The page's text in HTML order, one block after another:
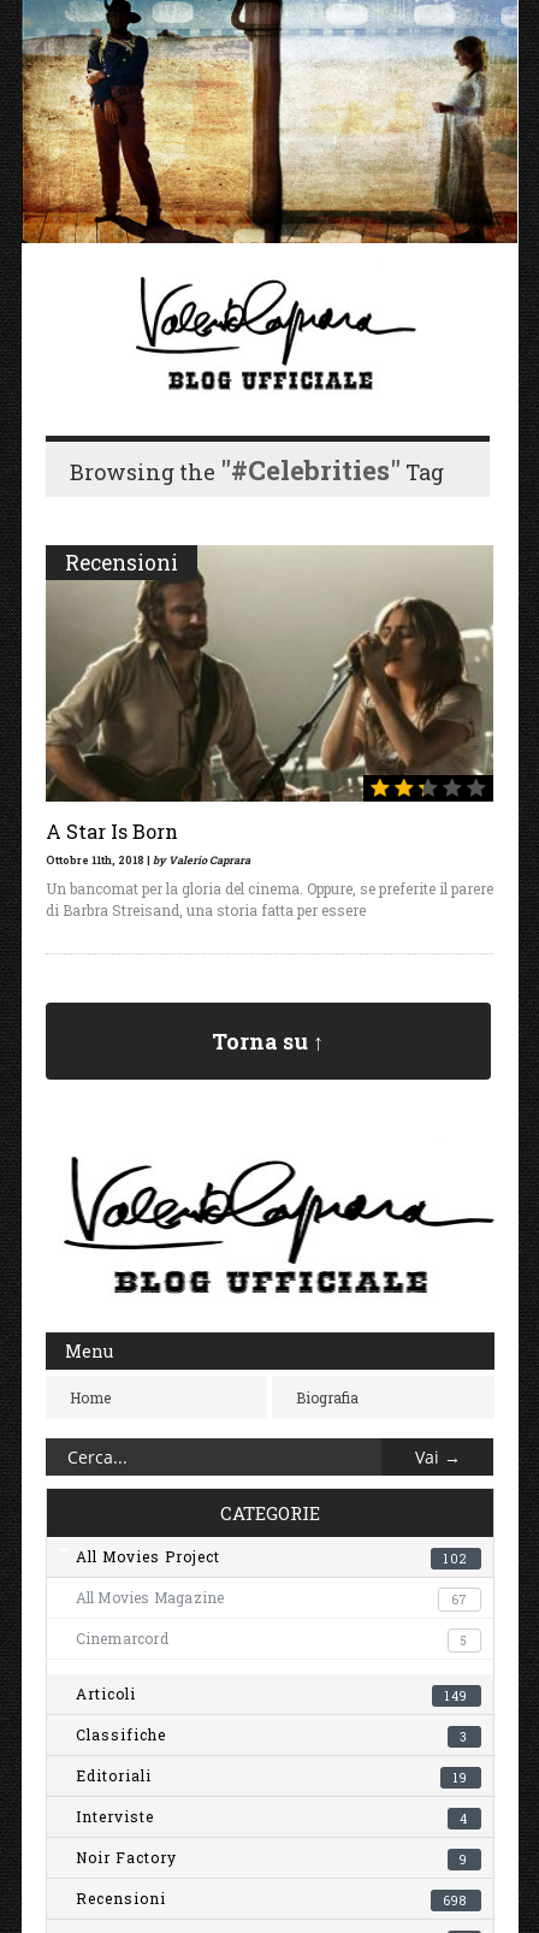
Browsing the "#celebrities" Tag
Recensioni
A Star Is Born
Ottobre 11th, 2018 | by Valerio Caprara
Un bancomat per la gloria del cinema. Oppure, se preferite il parere
di Barbra Streisand, una storia fatta per essere
Torna su ↑
Menu
Home Biografia
CATEGORIE
All Movies Project 102
All Movies Magazine 67
Cinemarcord 5
Articoli 149
Classifiche 3
Editoriali 19
Interviste 4
Noir Factory 9
Recensioni 698